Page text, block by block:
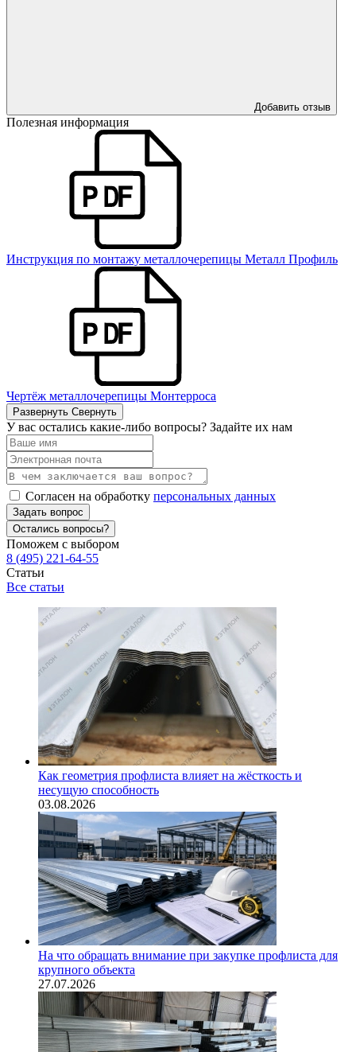
Добавить отзыв
Полезная информация
Инструкция по монтажу металлочерепицы Металл Профиль
Чертёж металлочерепицы Монтерроса
Развернуть Свернуть
У вас остались какие-либо вопросы? Задайте их нам
Согласен на обработку персональных данных
Задать вопрос
Остались вопросы?
Поможем с выбором
8 (495) 221-64-55
Статьи
Все статьи
Как геометрия профлиста влияет на жёсткость и
несущую способность
03.08.2026
На что обращать внимание при закупке профлиста для
крупного объекта
27.07.2026